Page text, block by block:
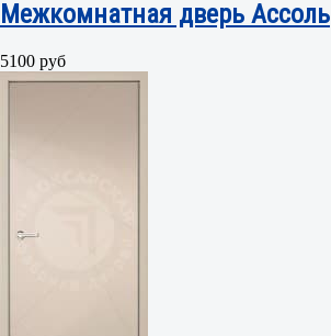
Межкомнатная дверь Ассоль
5100 руб